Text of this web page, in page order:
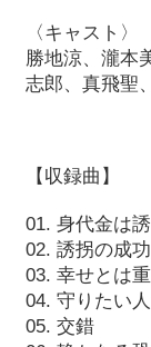
〈キャスト〉
勝地涼、瀧本
志郎、真飛聖
【収録曲】
01. 身代金は
02. 誘拐の成
03. 幸せとは
04. 守りたい
05. 交錯